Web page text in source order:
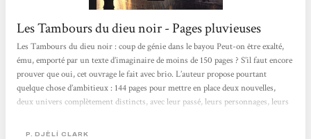
Les Tambours du dieu noir - Pages pluvieuses
Les Tambours du dieu noir : coup de génie dans le bayou Peut-on être exalté,
ému, emporté par un texte d’imaginaire de moins de 150 pages ? S’il faut encore
prouver que oui, cet ouvrage le fait avec brio. L’auteur propose pourtant
quelque chose d’ambitieux : 144 pages pour mettre en place deux nouvelles,
deux univers complètement distincts, avec leur passé, leurs personnages, leurs
début par cette Nouvelle-Orléans aux accents steampunk, habitée par une
P. DJÈLÍ CLARK